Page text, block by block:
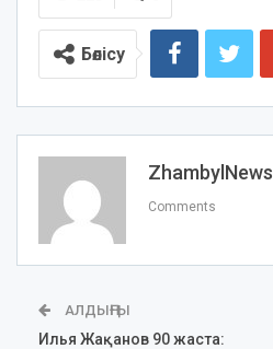
Бөлісу
ZhambylNews
Comments
АЛДЫҢҒЫ
Илья Жақанов 90 жаста: